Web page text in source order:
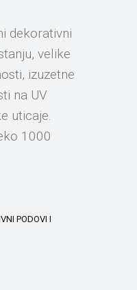
dekorativni
velike
izuzetne
na UV
uticaje.
1000
PODOVI I